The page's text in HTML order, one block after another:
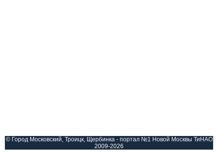
© Город Московский, Троицк, Щербинка - портал №1 Новой Москвы ТиНАО
2009-2026